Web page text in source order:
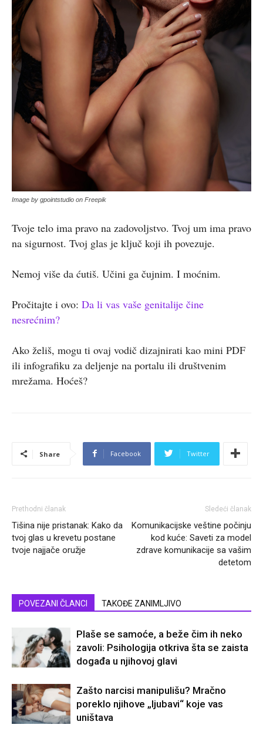
Image by gpointstudio on Freepik
Tvoje telo ima pravo na zadovoljstvo. Tvoj um ima pravo
na sigurnost. Tvoj glas je ključ koji ih povezuje.
Nemoj više da ćutiš. Učini ga čujnim. I moćnim.
Pročitajte i ovo: Da li vas vaše genitalije čine
nesrećnim?
Ako želiš, mogu ti ovaj vodič dizajnirati kao mini PDF
ili infografiku za deljenje na portalu ili društvenim
mrežama. Hoćeš?
Share Facebook Twitter
Prethodni članak
Tišina nije pristanak: Kako da
tvoj glas u krevetu postane
tvoje najjače oružje
Sledeći članak
Komunikacijske veštine počinju
kod kuće: Saveti za model
zdrave komunikacije sa vašim
detetom
POVEZANI ČLANCI TAKOĐE ZANIMLJIVO
Plaše se samoće, a beže čim ih neko
zavoli: Psihologija otkriva šta se zaista
događa u njihovoj glavi
Zašto narcisi manipulišu? Mračno
poreklo njihove „ljubavi“ koje vas
uništava